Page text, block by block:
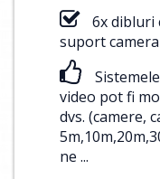
6x dibluri
suport camera
video pot fi
dvs. (camere,
ne ...